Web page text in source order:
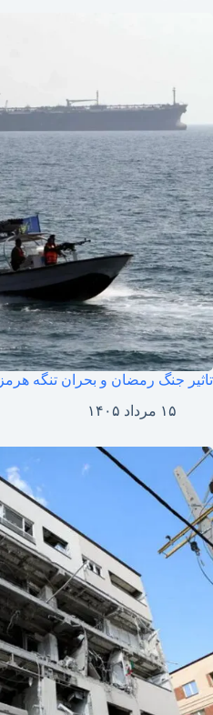
تاثیر جنگ رمضان و بحران تنگه
۱۵ مرداد ۱۴۰۵